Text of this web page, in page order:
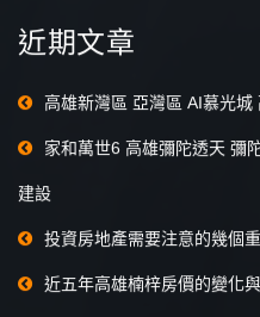
近期文章
高雄新灣區 亞灣區 AI慕光
家和萬世6 高雄彌陀透天 彌
建設
投資房地產需要注意的幾個
近五年高雄楠梓房價的變化